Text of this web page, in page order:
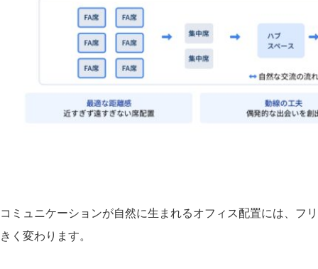
コミュニケーションが自然に生まれるオフィス配置には、フ
きく変わります。